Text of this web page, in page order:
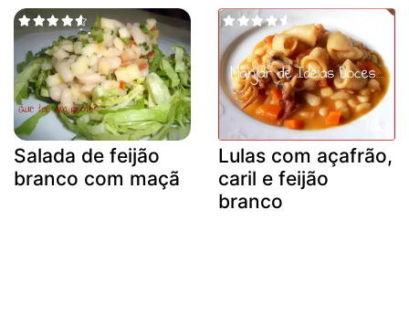
Salada de feijão
branco com maçã
Lulas com açafrão,
caril e feijão
branco